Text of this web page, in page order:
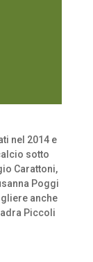
nel 2014 e
sotto
Carattoni,
Poggi
anche
Piccoli